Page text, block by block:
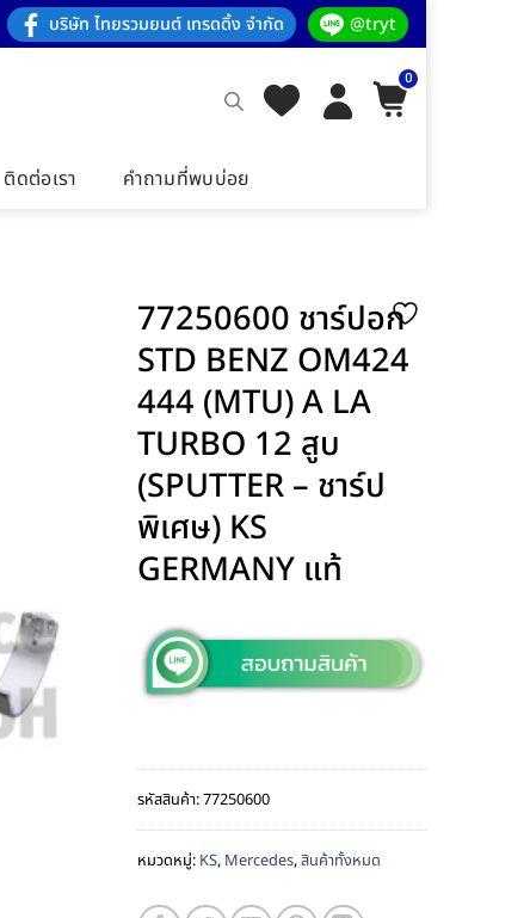
บริษัท ไทยรวมยนต์ เทรดดิ้ง จำกัด @tryt
0
ติดต่อเรา คำถามที่พบบ่อย
77250600 ชาร์ปอก
STD BENZ OM424
444 (MTU) A LA
TURBO 12 สูบ
(SPUTTER – ชาร์ป
พิเศษ) KS
GERMANY แท้
รหัสสินค้า:77250600
หมวดหมู่: KS, Mercedes,สินค้าทั้งหมด